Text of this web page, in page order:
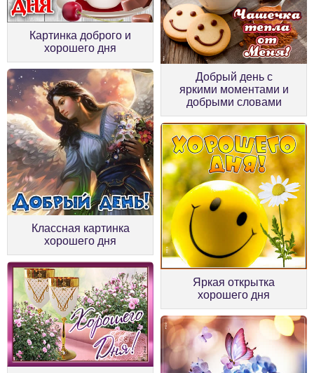
Картинка доброго и
хорошего дня
Добрый день с
яркими моментами и
добрыми словами
Классная картинка
хорошего дня
Яркая открытка
хорошего дня